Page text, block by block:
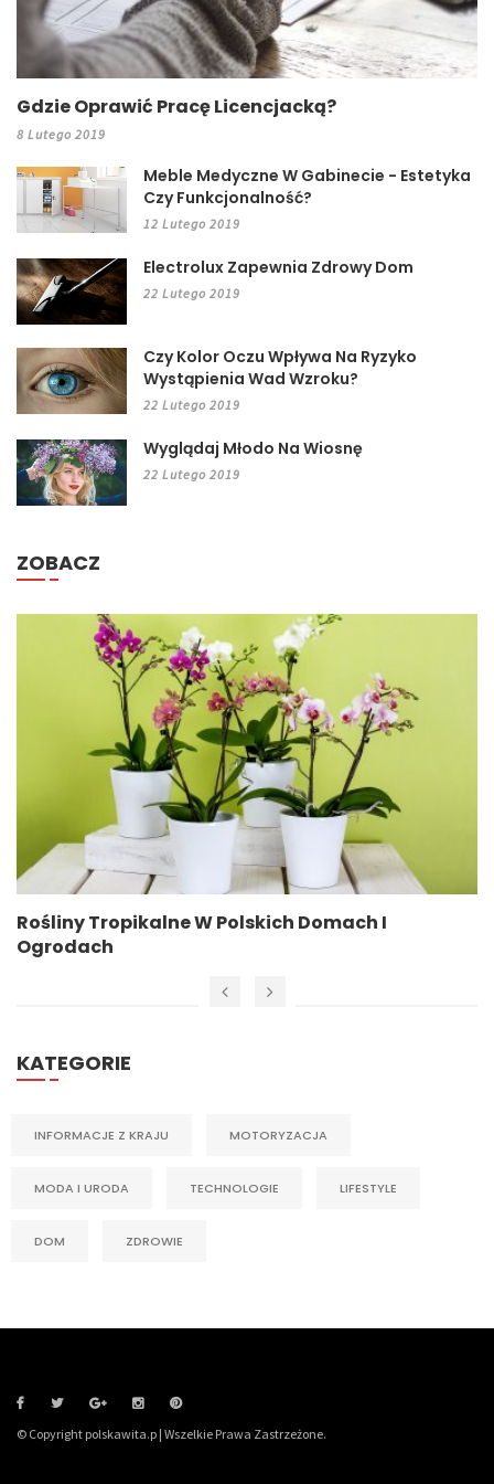
Gdzie Oprawić Pracę Licencjacką?
8 Lutego 2019
Meble Medyczne W Gabinecie - Estetyka
Czy Funkcjonalność?
12 Lutego 2019
Electrolux Zapewnia Zdrowy Dom
22 Lutego 2019
Czy Kolor Oczu Wpływa Na Ryzyko
Wystąpienia Wad Wzroku?
22 Lutego 2019
Wyglądaj Młodo Na Wiosnę
22 Lutego 2019
ZOBACZ
Rośliny Tropikalne W Polskich Domach I
Ogrodach
KATEGORIE
INFORMACJE Z KRAJU MOTORYZACJA
MODA I URODA TECHNOLOGIE LIFESTYLE
DOM ZDROWIE
© Copyright polskawita.p | Wszelkie Prawa Zastrzeżone.